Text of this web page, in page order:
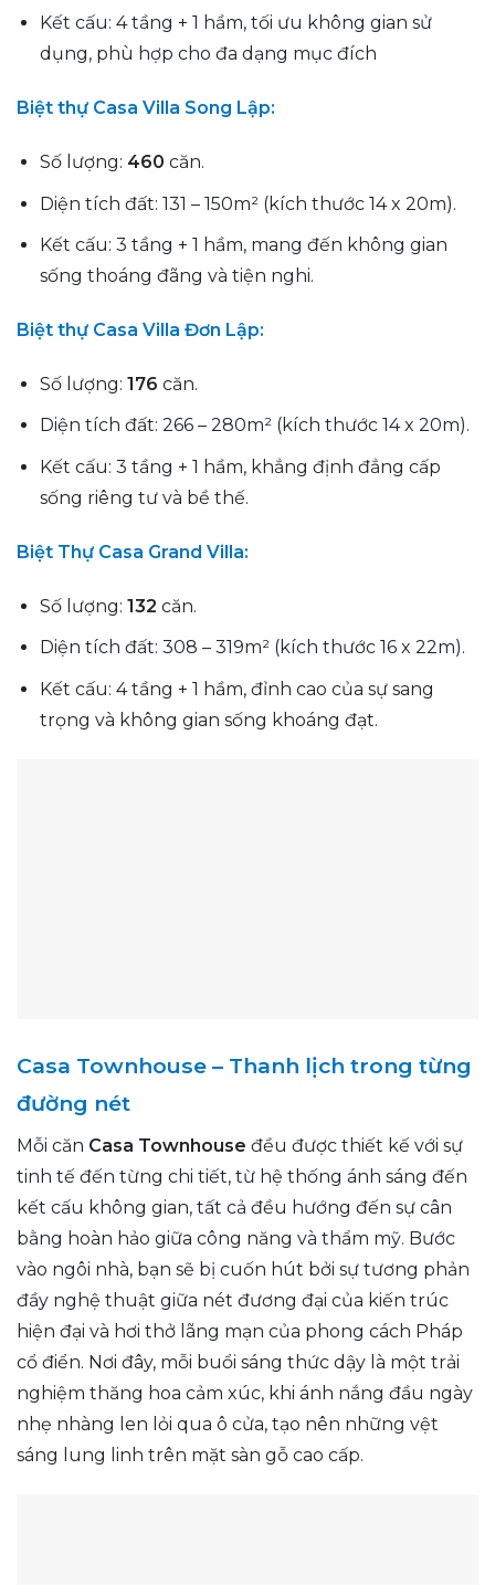
Kết cấu: 4 tầng + 1 hầm, tối ưu không gian sử
dụng, phù hợp cho đa dạng mục đích
Biệt thự Casa Villa Song Lập:
Số lượng: 460 căn.
Diện tích đất: 131 – 150m² (kích thước 14 x 20m).
Kết cấu: 3 tầng + 1 hầm, mang đến không gian
sống thoáng đãng và tiện nghi.
Biệt thự Casa Villa Đơn Lập:
Số lượng: 176 căn.
Diện tích đất: 266 – 280m² (kích thước 14 x 20m).
Kết cấu: 3 tầng + 1 hầm, khẳng định đẳng cấp
sống riêng tư và bề thế.
Biệt Thự Casa Grand Villa:
Số lượng: 132 căn.
Diện tích đất: 308 – 319m² (kích thước 16 x 22m).
Kết cấu: 4 tầng + 1 hầm, đỉnh cao của sự sang
trọng và không gian sống khoáng đạt.
Casa Townhouse – Thanh lịch trong từng
đường nét
Mỗi căn Casa Townhouse đều được thiết kế với sự
tinh tế đến từng chi tiết, từ hệ thống ánh sáng đến
kết cấu không gian, tất cả đều hướng đến sự cân
bằng hoàn hảo giữa công năng và thẩm mỹ. Bước
vào ngôi nhà, bạn sẽ bị cuốn hút bởi sự tương phản
đầy nghệ thuật giữa nét đương đại của kiến trúc
hiện đại và hơi thở lãng mạn của phong cách Pháp
cổ điển. Nơi đây, mỗi buổi sáng thức dậy là một trải
nghiệm thăng hoa cảm xúc, khi ánh nắng đầu ngày
nhẹ nhàng len lỏi qua ô cửa, tạo nên những vệt
sáng lung linh trên mặt sàn gỗ cao cấp.